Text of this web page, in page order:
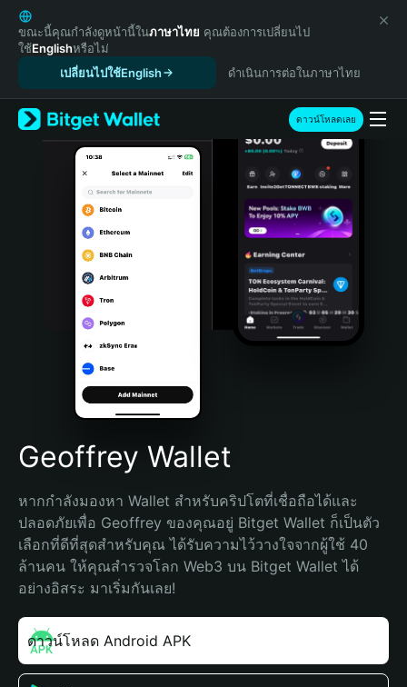
English
日本語
Tiếng Việt
Español (Latinoamérica)
Türkçe
Italiano
Português (Portugal)
Bahasa Indonesia
Português (Brasil)
Español (Argentina)
ขณะนี้คุณกำลังดูหน้านี้ในภาษาไทย คุณต้องการเปลี่ยนไป
ใช้Englishหรือไม่
เปลี่ยนไปใช้English
ดำเนินการต่อในภาษาไทย
ดาวน์โหลดเลย
Geoffrey Wallet
หากกำลังมองหา Wallet สำหรับคริปโตที่เชื่อถือได้และ
ปลอดภัยเพื่อ Geoffrey ของคุณอยู่ Bitget Wallet ก็เป็นตัว
เลือกที่ดีที่สุดสำหรับคุณ ได้รับความไว้วางใจจากผู้ใช้ 40
ล้านคน ให้คุณสำรวจโลก Web3 บน Bitget Wallet ได้
อย่างอิสระ มาเริ่มกันเลย!
ดาวน์โหลด Android APK